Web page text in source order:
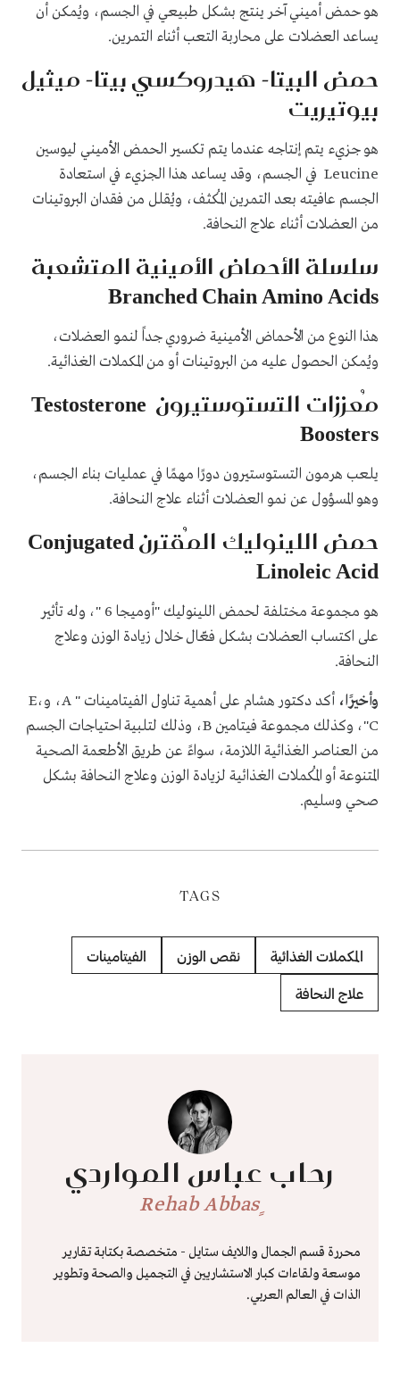
هو حمض أميني آخر ينتج بشكل طبيعي في الجسم، ويُمكن أن
يساعد العضلات على محاربة التعب أثناء التمرين.
حمض البيتا- هيدروكسي بيتا- ميثيل
بيوتيريت
هو جزيء يتم إنتاجه عندما يتم تكسير الحمض الأميني ليوسين
Leucine في الجسم، وقد يساعد هذا الجزيء في استعادة
الجسم عافيته بعد التمرين المُكثف، ويُقلل من فقدان البروتينات
من العضلات أثناء علاج النحافة.
سلسلة الأحماض الأمينية المتشعبة
Branched Chain Amino Acids
هذا النوع من الأحماض الأمينية ضروري جداً لنمو العضلات،
ويُمكن الحصول عليه من البروتينات أو من المكملات الغذائية.
مُعززات التستوستيرون Testosterone
Boosters
يلعب هرمون التستوستيرون دورًا مهمًا في عمليات بناء الجسم،
وهو المسؤول عن نمو العضلات أثناء علاج النحافة.
حمض اللينوليك المُقترن Conjugated
Linoleic Acid
هو مجموعة مختلفة لحمض اللينوليك "أوميجا 6 "، وله تأثير
على اكتساب العضلات بشكل فعّال خلال زيادة الوزن وعلاج
النحافة.
وأخيرًا،
أكد دكتور هشام على أهمية تناول الفيتامينات " A، وE،
C"، وكذلك مجموعة فيتامين B، وذلك لتلبية احتياجات الجسم
من العناصر الغذائية اللازمة، سواءً عن طريق الأطعمة الصحية
المتنوعة أو المُكملات الغذائية لزيادة الوزن وعلاج النحافة بشكل
صحي وسليم.
TAGS
المكملات الغذائية نقص الوزن الفيتامينات
علاج النحافة
رحاب عباس المواردي
محررة قسم الجمال واللايف ستايل - متخصصة بكتابة تقارير
موسعة ولقاءات كبار الاستشاريين في التجميل والصحة وتطوير
الذات في العالم العربي.